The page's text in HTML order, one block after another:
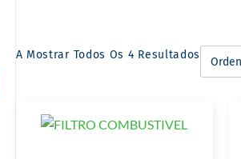
A Mostrar Todos Os 4 Resultados